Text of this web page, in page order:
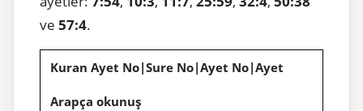
ve 57:4.
Kuran Ayet No|Sure No|Ayet No|Ayet
Arapça okunuş